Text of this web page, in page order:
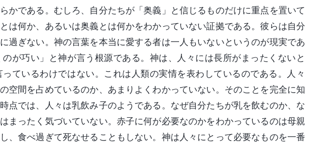
かである。むしろ、自分たちが「奥義」と信じるものだけに重点を置いて
は何か、あるいは奥義とは何かをわかっていない証拠である。彼らは自分
過ぎない。神の言葉を本当に愛する者は一人もいないというのが現実であ
が巧い」と神が言う根源である。神は、人々には長所がまったくないと
ているわけではない。これは人類の実情を表わしているのである。人々
空間を占めているのか、あまりよくわかっていない。そのことを完全に知
点では、人々は乳飲み子のようである。なぜ自分たちが乳を飲むのか、な
まったく気づいていない。赤子に何が必要なのかをわかっているのは母親
、食べ過ぎて死なせることもしない。神は人々にとって必要なものを一番